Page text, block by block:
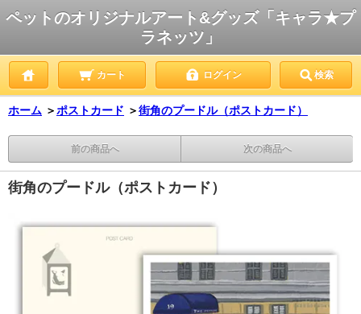
ペットのオリジナルアート&グッズ「キャラ★プ
ラネッツ」
カート ログイン 検索
ホーム ＞ポストカード ＞街角のプードル（ポストカード）
前の商品へ 次の商品へ
街角のプードル（ポストカード）